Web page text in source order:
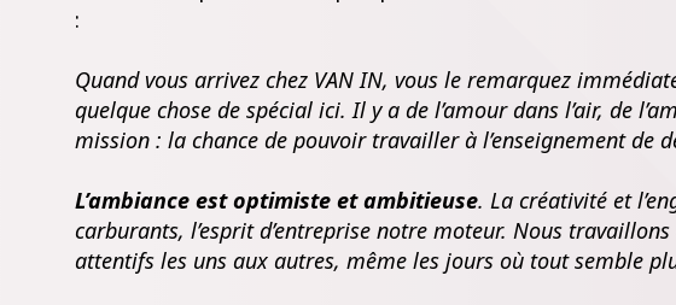
:
Quand vous arrivez chez VAN IN, vous le remarquez
quelque chose de spécial ici. Il y a de l’amour dans l’air, de
mission : la chance de pouvoir travailler à l’enseignement de
L’ambiance est optimiste et ambitieuse. La créativité et
carburants, l’esprit d’entreprise notre moteur. Nous
attentifs les uns aux autres, même les jours où tout semble